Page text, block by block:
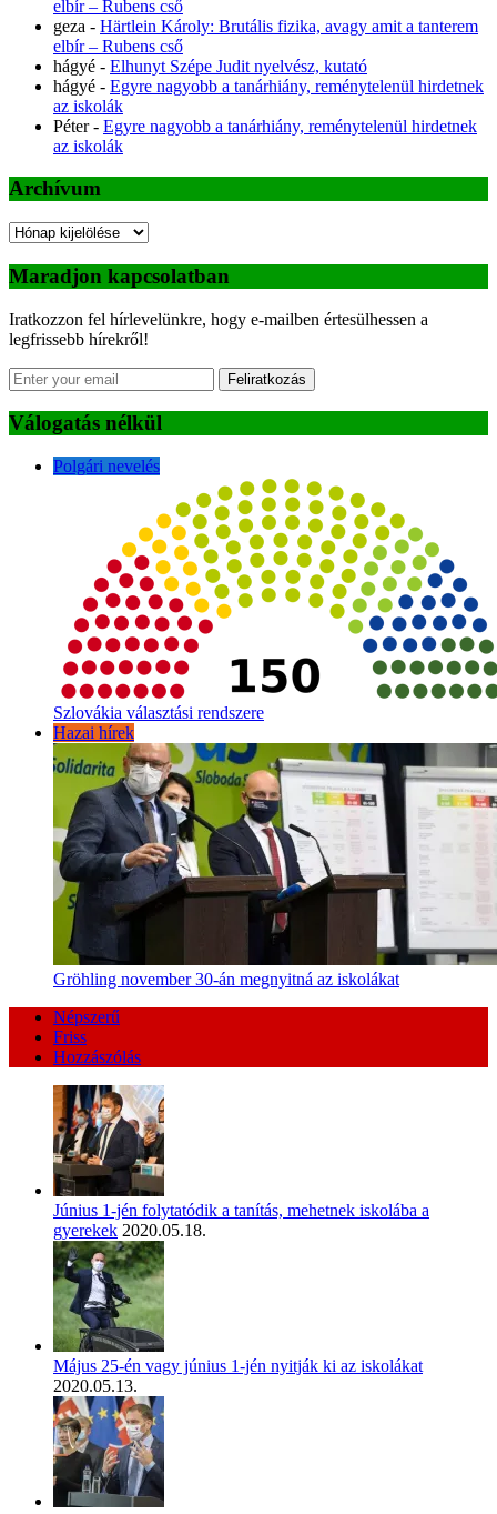
elbír – Rubens cső
geza - Härtlein Károly: Brutális fizika, avagy amit a tanterem
elbír – Rubens cső
hágyé - Elhunyt Szépe Judit nyelvész, kutató
hágyé - Egyre nagyobb a tanárhiány, reménytelenül hirdetnek
az iskolák
Péter- Egyre nagyobb a tanárhiány, reménytelenül hirdetnek
az iskolák
Archívum
Archívum
Maradjon kapcsolatban
Iratkozzon fel hírlevelünkre, hogy e-mailben értesülhessen a
legfrissebb hírekről!
Feliratkozás
Válogatás nélkül
Polgári nevelés
Szlovákia választási rendszere
Hazai hírek
Gröhling november 30-án megnyitná az iskolákat
Népszerű
Friss
Hozzászólás
Június 1-jén folytatódik a tanítás, mehetnek iskolába a
gyerekek 2020.05.18.
Május 25-én vagy június 1-jén nyitják ki az iskolákat
2020.05.13.